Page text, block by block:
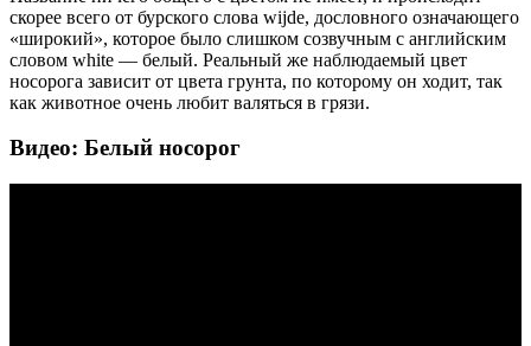
скорее всего от бурского слова wijde, дословного означающего
«широкий», которое было слишком созвучным с английским
словом white — белый. Реальный же наблюдаемый цвет
носорога зависит от цвета грунта, по которому он ходит, так
как животное очень любит валяться в грязи.
Видео: Белый носорог